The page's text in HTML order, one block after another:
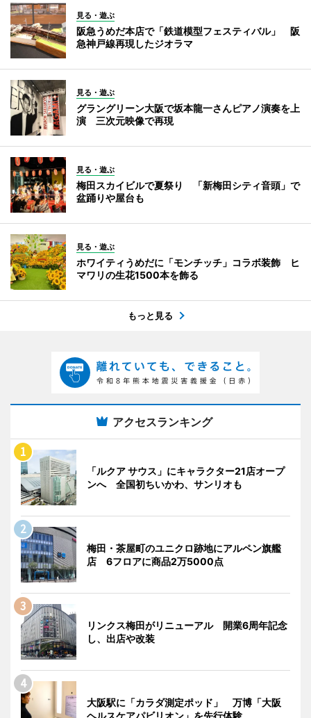
見る・遊ぶ
阪急うめだ本店で「鉄道模型フェスティバル」 阪
急神戸線再現したジオラマ
見る・遊ぶ
グラングリーン大阪で坂本龍一さんピアノ演奏を上
演 三次元映像で再現
見る・遊ぶ
梅田スカイビルで夏祭り 「新梅田シティ音頭」で
盆踊りや屋台も
見る・遊ぶ
ホワイティうめだに「モンチッチ」コラボ装飾 ヒ
マワリの生花1500本を飾る
もっと見る
アクセスランキング
「ルクア サウス」にキャラクター21店オープ
ンへ 全国初ちいかわ、サンリオも
梅田・茶屋町のユニクロ跡地にアルペン旗艦
店 6フロアに商品2万5000点
リンクス梅田がリニューアル 開業6周年記念
し、出店や改装
大阪駅に「カラダ測定ポッド」 万博「大阪
ヘルスケアパビリオン」を先行体験